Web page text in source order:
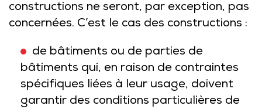
constructions ne seront, par exception, pas
concernées. C’est le cas des constructions :
de bâtiments ou de parties de
bâtiments qui, en raison de contraintes
spécifiques liées à leur usage, doivent
garantir des conditions particulières de